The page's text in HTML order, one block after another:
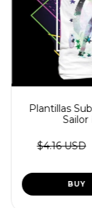
Plantillas
Sailor
$4.16 USD